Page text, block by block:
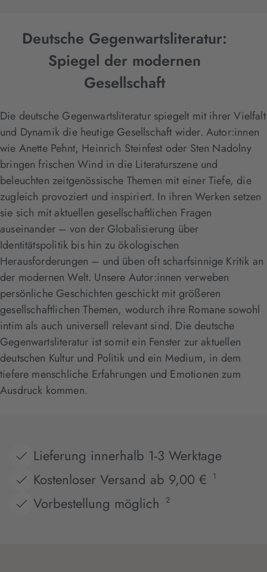
Deutsche Gegenwartsliteratur:
Spiegel der modernen
Gesellschaft
Die deutsche Gegenwartsliteratur spiegelt mit ihrer Vielfalt
und Dynamik die heutige Gesellschaft wider. Autor:innen
wie Anette Pehnt, Heinrich Steinfest oder Sten Nadolny
bringen frischen Wind in die Literaturszene und
beleuchten zeitgenössische Themen mit einer Tiefe, die
zugleich provoziert und inspiriert. In ihren Werken setzen
sie sich mit aktuellen gesellschaftlichen Fragen
auseinander – von der Globalisierung über
Identitätspolitik bis hin zu ökologischen
Herausforderungen – und üben oft scharfsinnige Kritik an
der modernen Welt. Unsere Autor:innen verweben
persönliche Geschichten geschickt mit größeren
gesellschaftlichen Themen, wodurch ihre Romane sowohl
intim als auch universell relevant sind. Die deutsche
Gegenwartsliteratur ist somit ein Fenster zur aktuellen
deutschen Kultur und Politik und ein Medium, in dem
tiefere menschliche Erfahrungen und Emotionen zum
Ausdruck kommen.
Lieferung innerhalb 1-3 Werktage
Kostenloser Versand ab 9,00 €
1
Vorbestellung möglich 2